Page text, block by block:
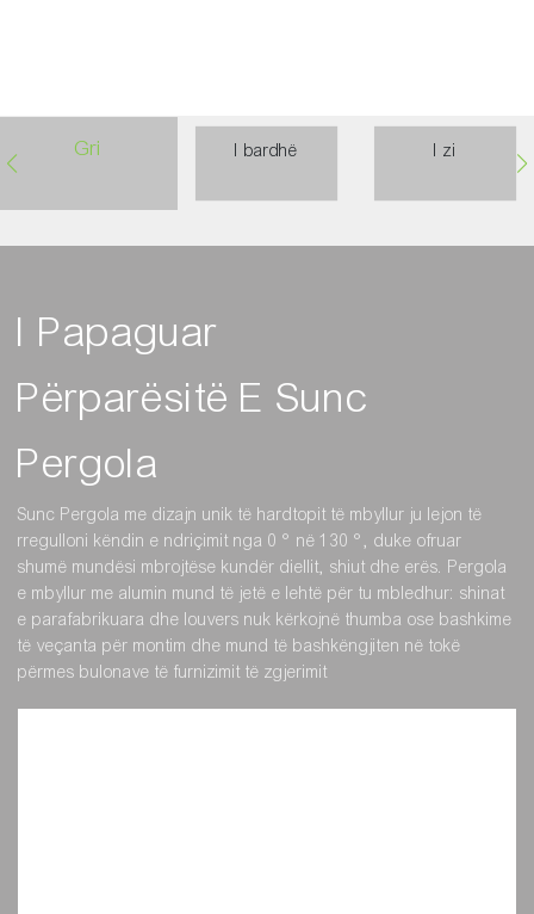
Gri I bardhë I zi
I Papaguar
Përparësitë E Sunc
Pergola
Sunc Pergola me dizajn unik të hardtopit të mbyllur ju lejon të
rregulloni këndin e ndriçimit nga 0 ° në 130 °, duke ofruar
shumë mundësi mbrojtëse kundër diellit, shiut dhe erës. Pergola
e mbyllur me alumin mund të jetë e lehtë për tu mbledhur: shinat
e parafabrikuara dhe louvers nuk kërkojnë thumba ose bashkime
të veçanta për montim dhe mund të bashkëngjiten në tokë
përmes bulonave të furnizimit të zgjerimit